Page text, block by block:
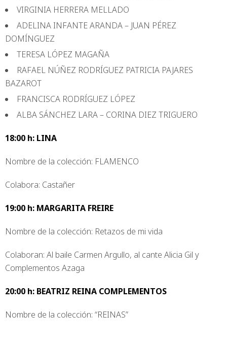
VIRGINIA HERRERA MELLADO
ADELINA INFANTE ARANDA – JUAN PÉREZ
DOMÍNGUEZ
TERESA LÓPEZ MAGAÑA
RAFAEL NÚÑEZ RODRÍGUEZ PATRICIA PAJARES
BAZAROT
FRANCISCA RODRÍGUEZ LÓPEZ
ALBA SÁNCHEZ LARA – CORINA DIEZ TRIGUERO
18:00 h: LINA
Nombre de la colección: FLAMENCO
Colabora: Castañer
19:00 h: MARGARITA FREIRE
Nombre de la colección: Retazos de mi vida
Colaboran: Al baile Carmen Argullo, al cante Alicia Gil y
Complementos Azaga
20:00 h: BEATRIZ REINA COMPLEMENTOS
Nombre de la colección: “REINAS”